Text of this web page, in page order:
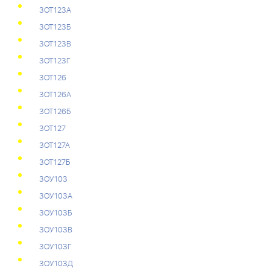
3ОТ123А
3ОТ123Б
3ОТ123В
3ОТ123Г
3ОТ126
3ОТ126А
3ОТ126Б
3ОТ127
3ОТ127А
3ОТ127Б
3ОУ103
3ОУ103А
3ОУ103Б
3ОУ103В
3ОУ103Г
3ОУ103Д